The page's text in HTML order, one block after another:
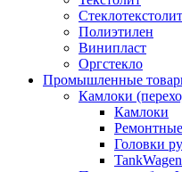
Стеклотекстолит
Полиэтилен
Винипласт
Оргстекло
Промышленные
Камлоки
Камлоки
Головки